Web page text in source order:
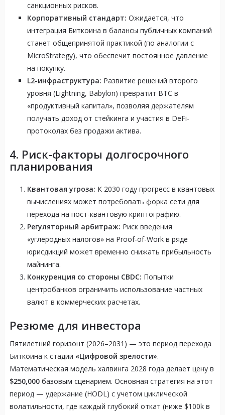
санкционных рисков.
Корпоративный стандарт: Ожидается, что
интеграция Биткоина в балансы публичных компаний
станет общепринятой практикой (по аналогии с
MicroStrategy), что обеспечит постоянное давление
на покупку.
L2-инфраструктура: Развитие решений второго
уровня (Lightning, Babylon) превратит BTC в
«продуктивный капитал», позволяя держателям
получать доход от стейкинга и участия в DeFi-
протоколах без продажи актива.
4. Риск-факторы долгосрочного
планирования
Квантовая угроза: К 2030 году прогресс в квантовых
вычислениях может потребовать форка сети для
перехода на пост-квантовую криптографию.
Регуляторный арбитраж: Риск введения
«углеродных налогов» на Proof-of-Work в ряде
юрисдикций может временно снижать прибыльность
майнинга.
Конкуренция со стороны CBDC: Попытки
центробанков ограничить использование частных
валют в коммерческих расчетах.
Резюме для инвестора
Пятилетний горизонт (2026–2031) — это период перехода
Биткоина к стадии «Цифровой зрелости».
Математическая модель халвинга 2028 года делает цену в
$250,000базовым сценарием. Основная стратегия на этот
период — удержание (HODL) с учетом циклической
волатильности, где каждый глубокий откат (ниже $100k в